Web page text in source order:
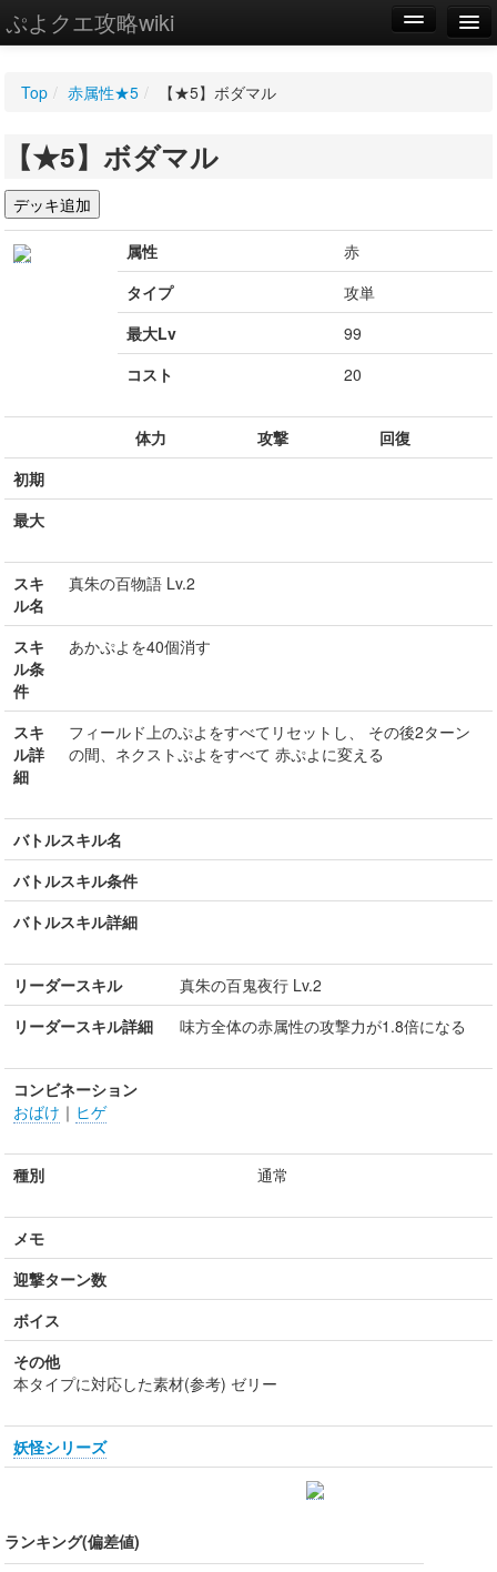
ぷよクエ攻略wiki
WIKI
設定
Top / 赤属性★5 / 【★5】ボダマル
【★5】ボダマル
属性
赤
タイプ
攻単
最大Lv
99
コスト
20
体力 攻撃
回復
初期
最大
スキ
ル名
真朱の百物語 Lv.2
スキ
ル条
件
あかぷよを40個消す
スキ
ル詳
細
フィールド上のぷよをすべてリセットし、 その後2ターン
の間、ネクストぷよをすべて 赤ぷよに変える
バトルスキル名
バトルスキル条件
バトルスキル詳細
リーダースキル
真朱の百鬼夜行 Lv.2
リーダースキル詳細
味方全体の赤属性の攻撃力が1.8倍になる
コンビネーション
おばけ ｜ ヒゲ
種別 通常
メモ
迎撃ターン数
ボイス
その他
本タイプに対応した素材(参考) ゼリー
妖怪シリーズ
ランキング(偏差値)